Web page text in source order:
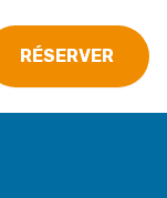
RÉSERVER